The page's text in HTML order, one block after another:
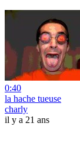
0:40
la hache tueuse
charly
il y a 21 ans